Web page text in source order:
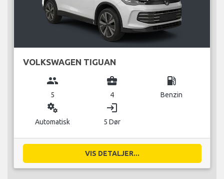
VOLKSWAGEN TIGUAN
group
5
business_center
4
local_gas_station
Benzin
miscellaneous_services
Automatisk
login
5 Dør
VIS DETALJER...